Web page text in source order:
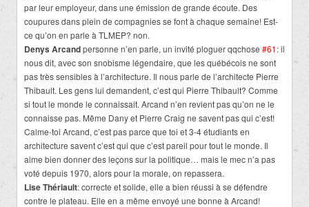
par leur employeur, dans une émission de grande écoute. Des
coupures dans plein de compagnies se font à chaque semaine! Est-
ce qu’on en parle à TLMEP? non.
Denys Arcandpersonne n’en parle, un invité ploguer qqchose #61: il
nous dit, avec son snobisme légendaire, que les québécois ne sont
pas très sensibles à l’architecture. Il nous parle de l’architecte Pierre
Thibault. Les gens lui demandent, c’est qui Pierre Thibault? Comme
si tout le monde le connaissait. Arcand n’en revient pas qu’on ne le
connaisse pas. Même Dany et Pierre Craig ne savent pas qui c’est!
Calme-toi Arcand, c’est pas parce que toi et 3-4 étudiants en
architecture savent c’est qui que c’est pareil pour tout le monde. Il
aime bien donner des leçons sur la politique… mais le mec n’a pas
voté depuis 1970, alors pour la morale, on repassera.
Lise Thériault: correcte et solide, elle a bien réussi à se défendre
contre le plateau. Elle en a même envoyé une bonne à Arcand!